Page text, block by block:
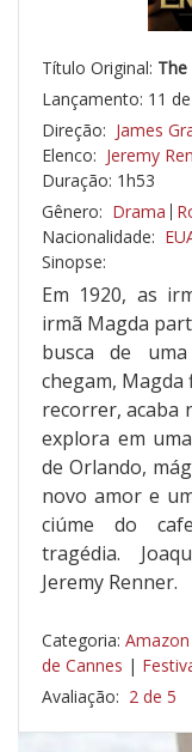
Título Original:
Lançamento: 11
Direção: James
Elenco: Jeremy
Duração: 1h53
Gênero: Drama
Nacionalidade:
Sinopse:
Em 1920, as
irmã Magda
busca de
chegam, Magda
recorrer, acaba
explora em
de Orlando,
novo amor e
ciúme do
tragédia.
Jeremy Renner.
Categoria:
de Cannes |
Avaliação: 2 de 5